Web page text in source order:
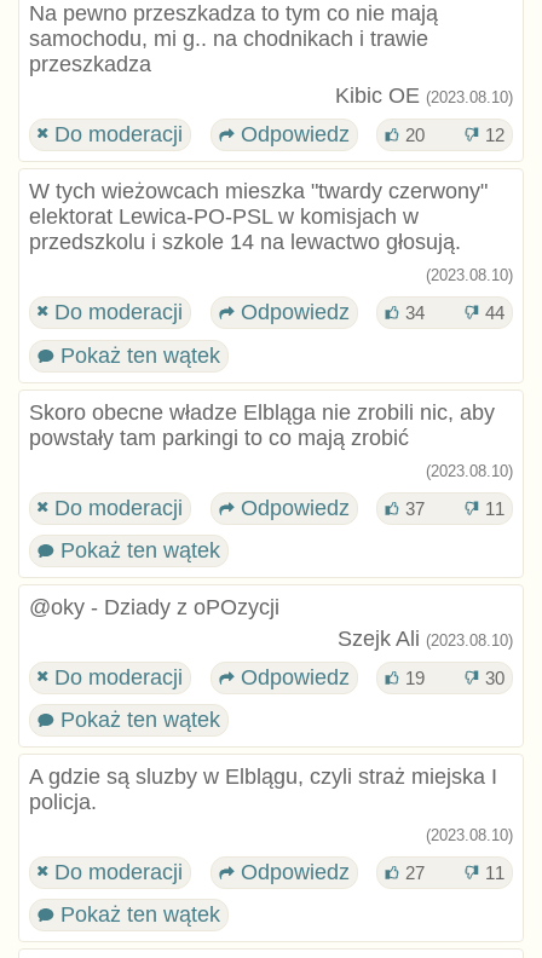
Na pewno przeszkadza to tym co nie mają
samochodu, mi g.. na chodnikach i trawie
przeszkadza
Kibic OE (2023.08.10)
Do moderacji Odpowiedz 20 12
W tych wieżowcach mieszka "twardy czerwony"
elektorat Lewica-PO-PSL w komisjach w
przedszkolu i szkole 14 na lewactwo głosują.
(2023.08.10)
Do moderacji Odpowiedz 34 44
Pokaż ten wątek
Skoro obecne władze Elbląga nie zrobili nic, aby
powstały tam parkingi to co mają zrobić
(2023.08.10)
Do moderacji Odpowiedz 37 11
Pokaż ten wątek
@oky - Dziady z oPOzycji
Szejk Ali (2023.08.10)
Do moderacji Odpowiedz 19 30
Pokaż ten wątek
A gdzie są sluzby w Elblągu, czyli straż miejska I
policja.
(2023.08.10)
Do moderacji Odpowiedz 27 11
Pokaż ten wątek